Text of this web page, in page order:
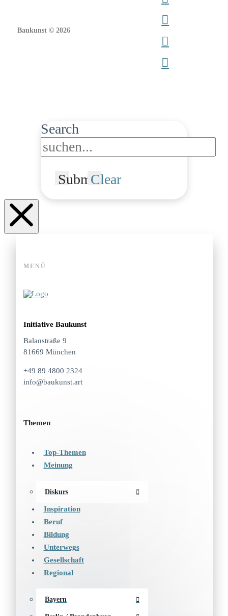
Baukunst © 2026
Search
SubmitClear
MENÜ
Initiative Baukunst
Balanstraße 9
81669 München
+49 89 4800 2324
info@baukunst.art
Themen
Top-Themen
Meinung
Diskurs
Inspiration
Beruf
Bildung
Unterwegs
Gesellschaft
Regional
Bayern